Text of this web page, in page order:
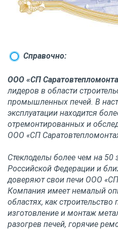
Справочно:
ООО «СП
лидеров в области
промышленных печей. В
эксплуатации находится
отремонтированных и
ООО «СП
Стеклоделы более чем на 50
Российской Федерации и
доверяют свои печи ООО
Компания имеет немалый
областях, как
изготовление и монтаж
разогрев печей, горячие